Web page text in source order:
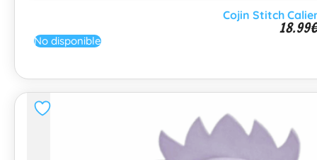
Cojin Stitch
18.99€
No disponible